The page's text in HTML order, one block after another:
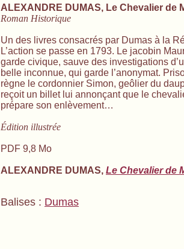
ALEXANDRE DUMAS, Le Chevalier de
Roman Historique
Un des livres consacrés par Dumas à la
L’action se passe en 1793. Le jacobin
garde civique, sauve des investigations
belle inconnue, qui garde l’anonymat.
règne le cordonnier Simon, geôlier du
reçoit un billet lui annonçant que le
prépare son enlèvement…
Édition illustrée
PDF 9,8 Mo
ALEXANDRE DUMAS, Le Chevalier de
Balises : Dumas